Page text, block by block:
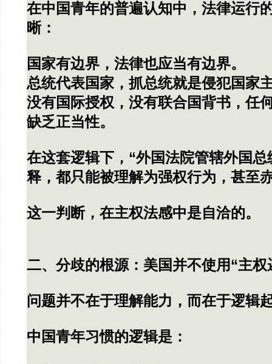
在中国青年的普遍认知中，法律运行
晰：
国家有边界，法律也应当有边界。
总统代表国家，抓总统就是侵犯国家
没有国际授权，没有联合国背书，任
缺乏正当性。
在这套逻辑下，“外国法院管辖外国总
释，都只能被理解为强权行为，甚至
这一判断，在主权法感中是自洽的。
二、分歧的根源：美国并不使用“主权
问题并不在于理解能力，而在于逻辑
中国青年习惯的逻辑是：